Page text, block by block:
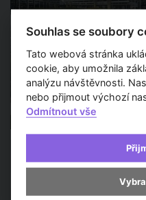
Souhlas se soubory
Tato webová stránka
cookie, aby umožnila
analýzu návštěvnosti.
nebo přijmout výchozí
Odmítnout vše